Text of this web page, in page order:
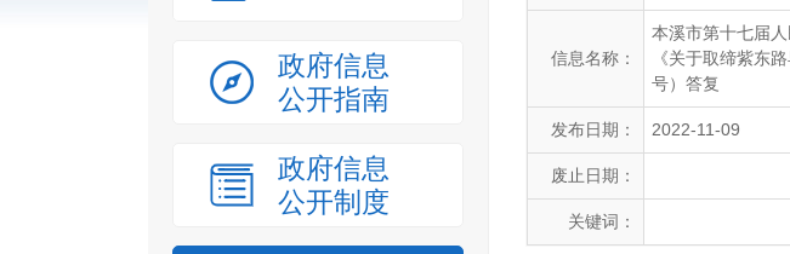
政府信息
公开指南
政府信息
公开制度
信息名称：
本溪市第十七届
《关于取缔紫东
号）答复
发布日期： 2022-11-09
废止日期：
关键词：